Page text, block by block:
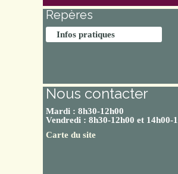
Repères
Infos pratiques
Nous contacter
Mardi : 8h30-12h00
Vendredi : 8h30-12h00 et 14h00-
Carte du site